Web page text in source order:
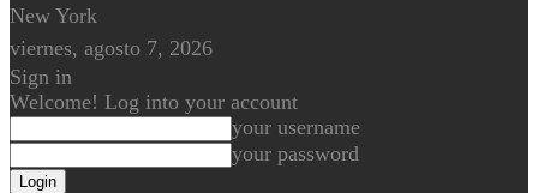
New York
viernes, agosto 7, 2026
Sign in
Welcome! Log into your account
your username
your password